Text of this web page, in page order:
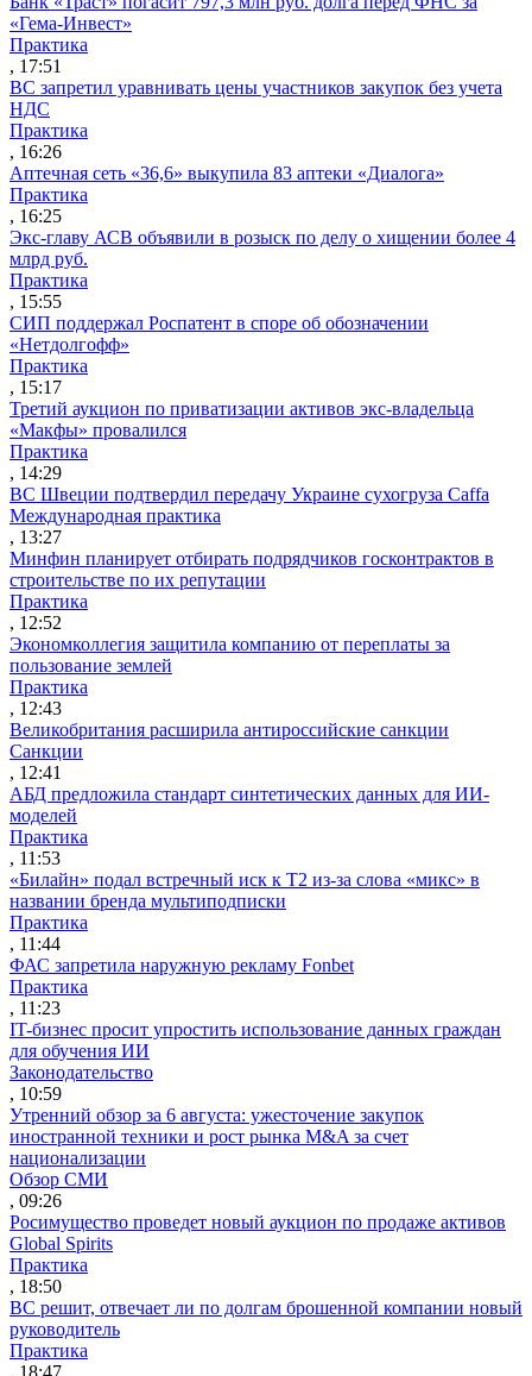
«Гема-Инвест»
Практика
, 17:51
ВС запретил уравнивать цены участников закупок без учета
НДС
Практика
, 16:26
Аптечная сеть «36,6» выкупила 83 аптеки «Диалога»
Практика
, 16:25
Экс-главу АСВ объявили в розыск по делу о хищении более 4
млрд руб.
Практика
, 15:55
СИП поддержал Роспатент в споре об обозначении
«Нетдолгофф»
Практика
, 15:17
Третий аукцион по приватизации активов экс-владельца
«Макфы» провалился
Практика
, 14:29
ВС Швеции подтвердил передачу Украине сухогруза Caffa
Международная практика
, 13:27
Минфин планирует отбирать подрядчиков госконтрактов в
строительстве по их репутации
Практика
, 12:52
Экономколлегия защитила компанию от переплаты за
пользование землей
Практика
, 12:43
Великобритания расширила антироссийские санкции
Санкции
, 12:41
АБД предложила стандарт синтетических данных для ИИ-
моделей
Практика
, 11:53
«Билайн» подал встречный иск к Т2 из-за слова «микс» в
названии бренда мультиподписки
Практика
, 11:44
ФАС запретила наружную рекламу Fonbet
Практика
, 11:23
IT-бизнес просит упростить использование данных граждан
для обучения ИИ
Законодательство
, 10:59
Утренний обзор за 6 августа: ужесточение закупок
иностранной техники и рост рынка M&A за счет
национализации
Обзор СМИ
, 09:26
Росимущество проведет новый аукцион по продаже активов
Global Spirits
Практика
, 18:50
ВС решит, отвечает ли по долгам брошенной компании новый
руководитель
Практика
, 18:47